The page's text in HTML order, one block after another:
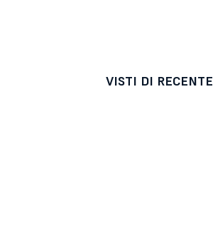
VISTI DI RECENTE